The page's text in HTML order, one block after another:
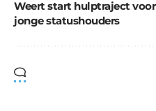
Weert start hulptraject voor
jonge statushouders